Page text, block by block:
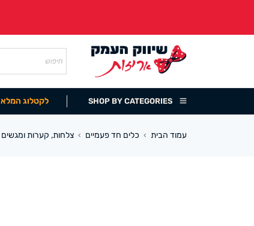
SHOP BY CATEGORIES לקטלוג המלא
עמוד הבית › כלים חד פעמיים › צלחות, קערות ומגשים